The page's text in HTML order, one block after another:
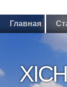
Главная